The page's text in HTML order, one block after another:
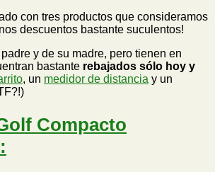
con tres productos que consideramos
descuentos bastante suculentos!
y de su madre, pero tienen en
bastante rebajados sólo hoy y
, un medidor de distancia y un
Compacto